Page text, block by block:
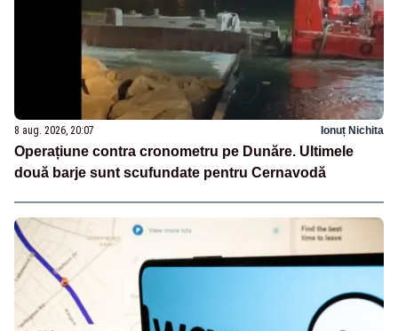
8 aug. 2026, 20:07 Ionuț Nichita
Operațiune contra cronometru pe Dunăre. Ultimele
două barje sunt scufundate pentru Cernavodă